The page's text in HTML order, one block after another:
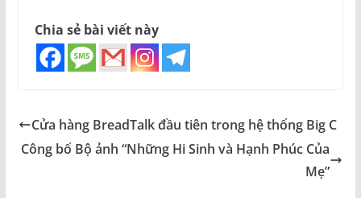
Chia sẻ bài viết này
Cửa hàng BreadTalk đầu tiên trong hệ thống Big C
Công bố Bộ ảnh “Những Hi Sinh và Hạnh Phúc Của
Mẹ”